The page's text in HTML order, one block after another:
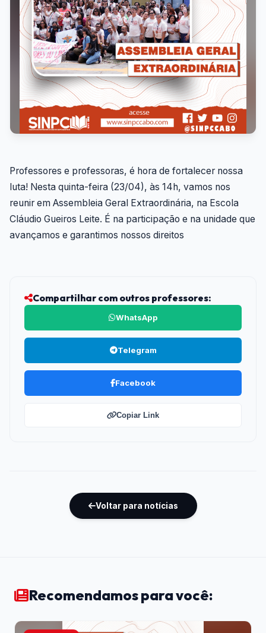
Professores e professoras, é hora de fortalecer nossa
luta! Nesta quinta-feira (23/04), às 14h, vamos nos
reunir em Assembleia Geral Extraordinária, na Escola
Cláudio Gueiros Leite. É na participação e na unidade que
avançamos e garantimos nossos direitos
Compartilhar com outros professores:
WhatsApp
Telegram
Facebook
Copiar Link
Voltar para notícias
Recomendamos para você: